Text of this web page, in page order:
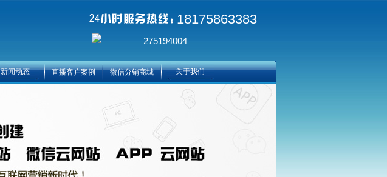
18175863383
275194004
新闻动态 直播客户案例 微信分销商城 关于我们